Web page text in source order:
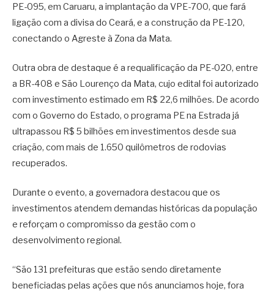
PE-095, em Caruaru, a implantação da VPE-700, que fará
ligação com a divisa do Ceará, e a construção da PE-120,
conectando o Agreste à Zona da Mata.
Outra obra de destaque é a requalificação da PE-020, entre
a BR-408 e São Lourenço da Mata, cujo edital foi autorizado
com investimento estimado em R$ 22,6 milhões. De acordo
com o Governo do Estado, o programa PE na Estrada já
ultrapassou R$ 5 bilhões em investimentos desde sua
criação, com mais de 1.650 quilômetros de rodovias
recuperados.
Durante o evento, a governadora destacou que os
investimentos atendem demandas históricas da população
e reforçam o compromisso da gestão com o
desenvolvimento regional.
“São 131 prefeituras que estão sendo diretamente
beneficiadas pelas ações que nós anunciamos hoje, fora